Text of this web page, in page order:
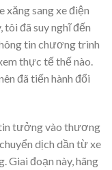
xăng sang xe điện
đã suy nghĩ đến
tin chương trình
thực tế thế nào.
đã tiến hành đổi
tưởng vào thương
dịch dần từ xe
Giai đoạn này, hãng